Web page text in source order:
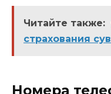
Читайте также:
страхования
Номера